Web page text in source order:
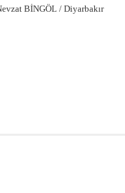
BİNGÖL / Diyarbakır